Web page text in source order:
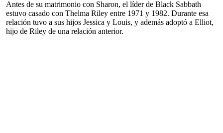
Antes de su matrimonio con Sharon, el líder de Black Sabbath
estuvo casado con Thelma Riley entre 1971 y 1982. Durante esa
relación tuvo a sus hijos Jessica y Louis, y además adoptó a Elliot,
hijo de Riley de una relación anterior.